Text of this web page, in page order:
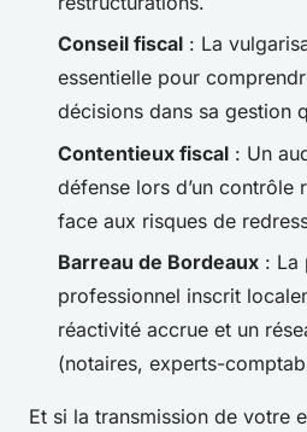
Conseil fiscal : La
essentielle pour
décisions dans sa gestion
Contentieux fiscal : Un
défense lors d’un contrôle
face aux risques de
Barreau de Bordeaux : La
professionnel inscrit
réactivité accrue et un
(notaires, experts-
Et si la transmission de votre